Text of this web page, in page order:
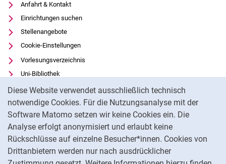
Diese Website verwendet ausschließlich technisch
notwendige Cookies. Für die Nutzungsanalyse mit der
Software Matomo setzen wir keine Cookies ein. Die
Analyse erfolgt anonymisiert und erlaubt keine
Rückschlüsse auf einzelne Besucher*innen. Cookies von
Drittanbietern werden nur nach ausdrücklicher
Anfahrt & Kontakt
Einrichtungen suchen
Stellenangebote
Cookie-Einstellungen
Vorlesungsverzeichnis
Uni-Bibliothek
Moodle
Panopto
Datenschutz
Barrierefreiheit
Transparenter KI-Einsatz